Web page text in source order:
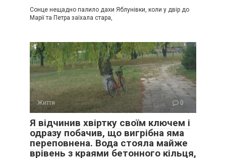
Сонце нещадно палило дахи Яблунівки, коли у двір до
Марії та Петра заїхала стара,
Життя 0
Я відчинив хвіртку своїм ключем і
одразу побачив, що вигрібна яма
переповнена. Вода стояла майже
врівень з краями бетонного кільця,